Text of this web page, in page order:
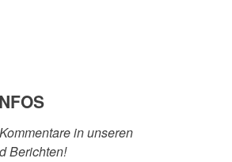
in unseren
Berichten!